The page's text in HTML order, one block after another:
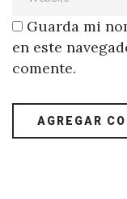
Guarda mi
en este
comente.